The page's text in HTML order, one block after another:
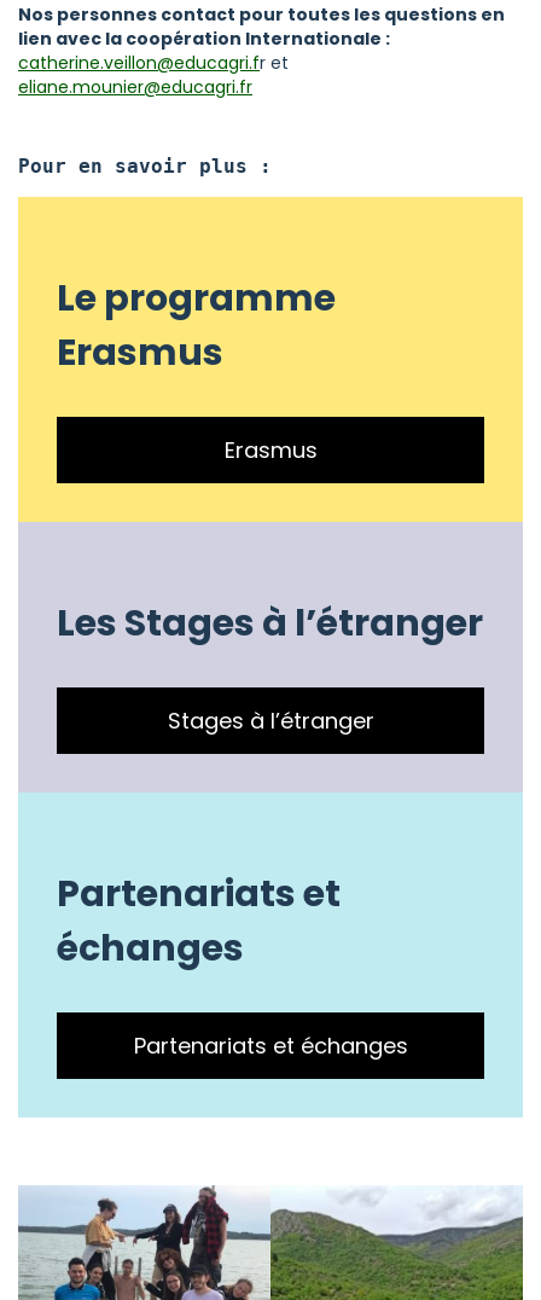
Nos personnes contact pour toutes les questions en
lien avec la coopération Internationale :
catherine.veillon@educagri.fr et
eliane.mounier@educagri.fr
Pour en savoir plus :
Le programme
Erasmus
Erasmus
Les Stages à l’étranger
Stages à l’étranger
Partenariats et
échanges
Partenariats et échanges